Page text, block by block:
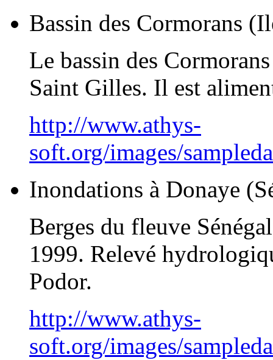
Bassin des Cormorans
Le bassin des
Saint Gilles. Il est
http://www.athys-
soft.org/images/
Inondations à Donaye
Berges du fleuve
1999. Relevé
Podor.
http://www.athys-
soft.org/images/